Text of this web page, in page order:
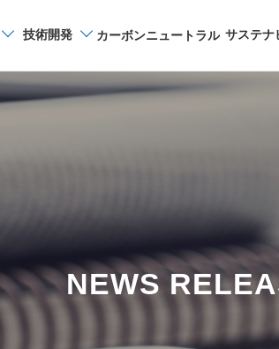
技術開発 カーボンニュートラル サステナ
サイト内検索
NEWS